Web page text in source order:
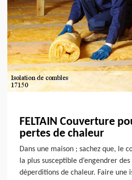
FELTAIN Couverture
pertes de chaleur
Dans une maison ; sachez que, le
la plus susceptible d’engendrer
déperditions de chaleur. Faire une